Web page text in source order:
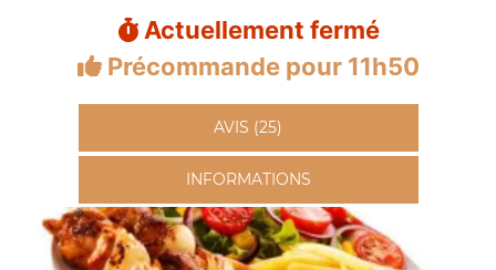
Actuellement fermé
Précommande pour 11h50
AVIS (25)
INFORMATIONS